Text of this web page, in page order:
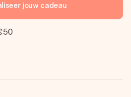
jouw cadeau